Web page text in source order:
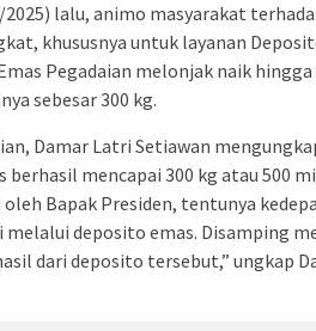
lalu, animo masyarakat
khususnya untuk layanan
Pegadaian melonjak naik
sebesar 300 kg.
Damar Latri Setiawan
berhasil mencapai 300 kg atau 500
Bapak Presiden, tentunya
deposito emas. Disamping
dari deposito tersebut,” ungkap